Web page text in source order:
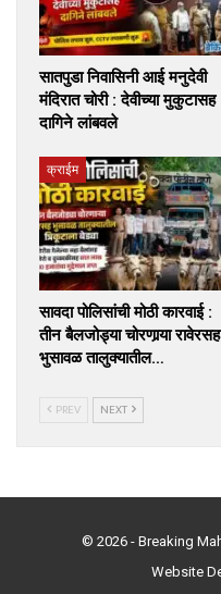
सातपुडा निवासिनी आई मनुदेवी
मंदिरात चोरी : देवीच्या मुकुटासह
दागिने लांबवले
क्राईम
सावदा पोलिसांची मोठी कारवाई :
तीन बैलजोड्या चोरणार्‍या रावेरसह
भुसावळ तालुक्यातील…
PREV NEXT
© 2026 - Breaking
Website